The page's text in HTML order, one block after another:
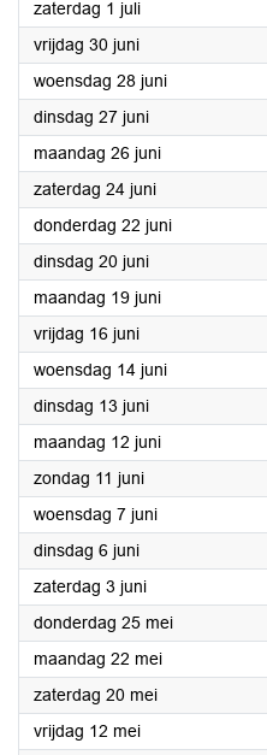
zaterdag 1 juli2023
vrijdag 30 juni2023
woensdag 28 juni2023
dinsdag 27 juni2023
maandag 26 juni2023
zaterdag 24 juni2023
donderdag 22 juni2023
dinsdag 20 juni2023
maandag 19 juni2023
vrijdag 16 juni2023
woensdag 14 juni2023
dinsdag 13 juni2023
maandag 12 juni2023
zondag 11 juni2023
woensdag 7 juni2023
dinsdag 6 juni2023
zaterdag 3 juni2023
donderdag 25 mei2023
maandag 22 mei2023
zaterdag 20 mei2023
vrijdag 12 mei2023